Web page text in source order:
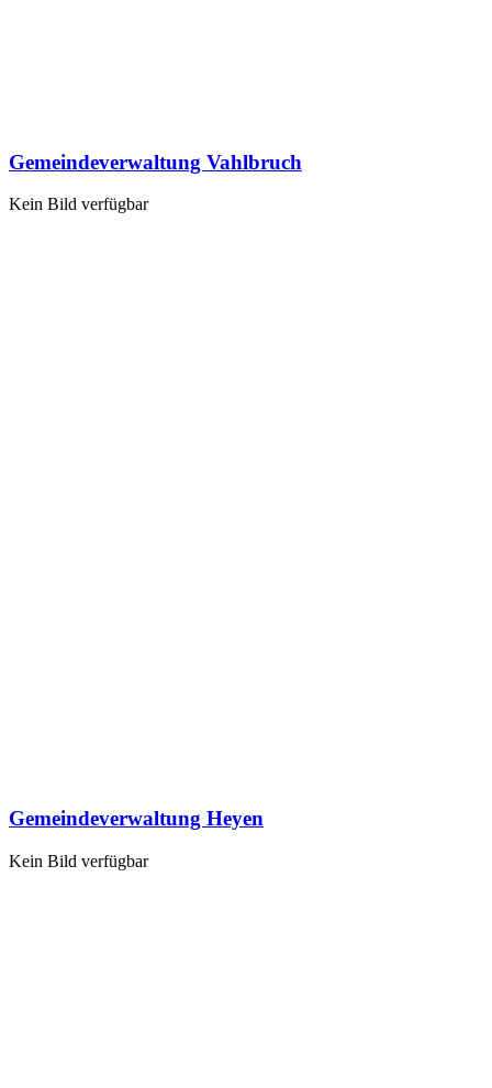
Gemeindeverwaltung Vahlbruch
Kein Bild verfügbar
Gemeindeverwaltung Heyen
Kein Bild verfügbar